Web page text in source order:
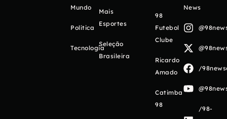
Mundo
Política
Tecnologia
Mais
Esportes
Seleção
Brasileira
98
Futebol
Clube
Ricardo
Amado
Catimba
98
News
/
/98-